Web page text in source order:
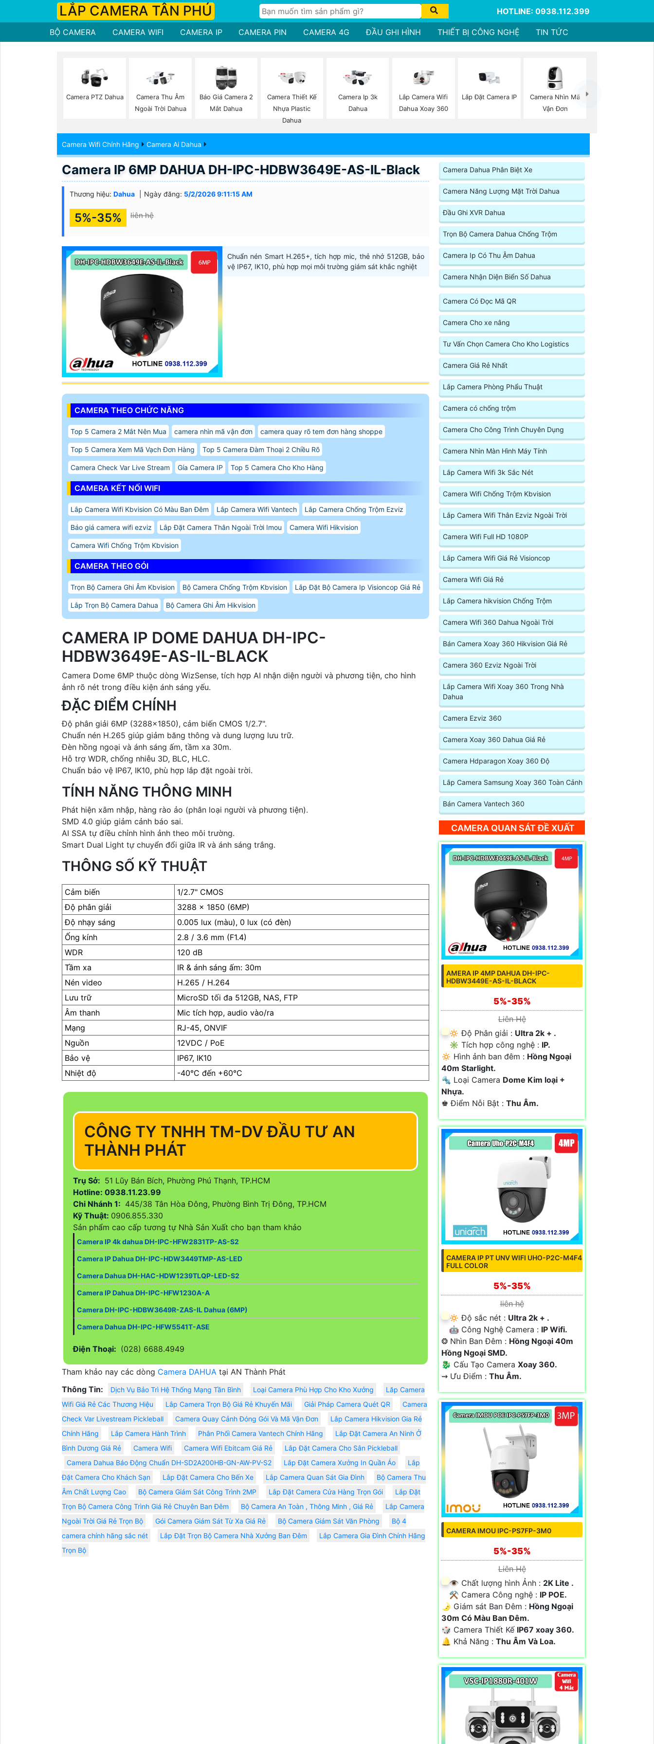
LẮP CAMERA TÂN PHÚ HOTLINE: 0938.112.399
BỘ CAMERA CAMERA WIFI CAMERA IP CAMERA PIN CAMERA 4G ĐẦU GHI HÌNH THIẾT BỊ CÔNG NGHỆ TIN TỨC
Camera PTZ Dahua
Camera Thu Âm
Ngoài Trời Dahua
Báo Giá Camera 2
Mắt Dahua
Camera Thiết Kế
Nhựa Plastic
Dahua
Camera Ip 3k
Dahua
Lắp Camera Wifi
Dahua Xoay 360
Lắp Đặt Camera IP
Camera Nhìn Mã
Vận Đơn
Camera Wifi Chính Hãng Camera Ai Dahua
Camera IP 6MP DAHUA DH-IPC-HDBW3649E-AS-IL-Black
Thương hiệu: Dahua Ngày đăng: 5/2/2026 9:11:15 AM
5%-35% liên hệ
Chuẩn nén Smart H.265+, tích hợp mic, thẻ nhớ 512GB, bảo
vệ IP67, IK10, phù hợp mọi môi trường giám sát khắc nghiệt
CAMERA THEO CHỨC NĂNG
Top 5 Camera 2 Mắt Nên Mua camera nhìn mã vận đơn camera quay rõ tem đơn hàng shoppe
Top 5 Camera Xem Mã Vạch Đơn Hàng Top 5 Camera Đàm Thoại 2 Chiều Rõ
Camera Check Var Live Stream Gía Camera IP Top 5 Camera Cho Kho Hàng
CAMERA KẾT NỐI WIFI
Lắp Camera Wifi Kbvision Có Màu Ban Đêm Lắp Camera Wifi Vantech Lắp Camera Chống Trộm Ezviz
Báo giá camera wifi ezviz Lắp Đặt Camera Thân Ngoài Trời Imou Camera Wifi Hikvision
Camera Wifi Chống Trộm Kbvision
CAMERA THEO GÓI
Trọn Bộ Camera Ghi Âm Kbvision Bộ Camera Chống Trộm Kbvision Lắp Đặt Bộ Camera Ip Visioncop Giá Rẻ
Lắp Trọn Bộ Camera Dahua Bộ Camera Ghi Âm Hikvision
CAMERA IP DOME DAHUA DH-IPC-
HDBW3649E-AS-IL-BLACK
Camera Dome 6MP thuộc dòng WizSense, tích hợp AI nhận diện người và phương tiện, cho hình
ảnh rõ nét trong điều kiện ánh sáng yếu.
ĐẶC ĐIỂM CHÍNH
Độ phân giải 6MP (3288×1850), cảm biến CMOS 1/2.7".
Chuẩn nén H.265 giúp giảm băng thông và dung lượng lưu trữ.
Đèn hồng ngoại và ánh sáng ấm, tầm xa 30m.
Hỗ trợ WDR, chống nhiễu 3D, BLC, HLC.
Chuẩn bảo vệ IP67, IK10, phù hợp lắp đặt ngoài trời.
TÍNH NĂNG THÔNG MINH
Phát hiện xâm nhập, hàng rào ảo (phân loại người và phương tiện).
SMD 4.0 giúp giảm cảnh báo sai.
AI SSA tự điều chỉnh hình ảnh theo môi trường.
Smart Dual Light tự chuyển đổi giữa IR và ánh sáng trắng.
THÔNG SỐ KỸ THUẬT
Cảm biến
1/2.7" CMOS
Độ phân giải
3288 × 1850 (6MP)
Độ nhạy sáng
0.005 lux (màu), 0 lux (có đèn)
Ống kính
2.8 / 3.6 mm (F1.4)
WDR
120 dB
Tầm xa
IR & ánh sáng ấm: 30m
Nén video
H.265 / H.264
Lưu trữ
MicroSD tối đa 512GB, NAS, FTP
Âm thanh
Mic tích hợp, audio vào/ra
Mạng
RJ-45, ONVIF
Nguồn
12VDC / PoE
Bảo vệ
IP67, IK10
Nhiệt độ
-40°C đến +60°C
CÔNG TY TNHH TM-DV ĐẦU TƯ AN
THÀNH PHÁT
Trụ Sở: 51 Lũy Bán Bích, Phường Phú Thạnh, TP.HCM
Hotline: 0938.11.23.99
Chi Nhánh 1: 445/38 Tân Hòa Đông, Phường Bình Trị Đông, TP.HCM
Kỹ Thuật: 0906.855.330
Sản phẩm cao cấp tương tự Nhà Sản Xuất cho bạn tham khảo
Camera IP 4k dahua DH-IPC-HFW2831TP-AS-S2
Camera IP Dahua DH-IPC-HDW3449TMP-AS-LED
Camera Dahua DH-HAC-HDW1239TLQP-LED-S2
Camera IP Dahua DH-IPC-HFW1230A-A
Camera DH-IPC-HDBW3649R-ZAS-IL Dahua (6MP)
Camera Dahua DH-IPC-HFW5541T-ASE
Điện Thoại: (028) 6688.4949
Tham khảo nay các dòng Camera DAHUA tại AN Thành Phát
Thông Tin:
Dịch Vụ Bảo Trì Hệ Thống Mạng Tần Bình Loại Camera Phù Hợp Cho Kho Xưởng
Lăp Camera
Wifi Giá Rẻ Các Thương Hiệu
Lắp Camera Trọn Bộ Giá Rẻ Khuyến Mãi Giải Pháp Camera Quét QR
Camera
Check Var Livestream Pickleball
Camera Quay Cảnh Đóng Gói Và Mã Vận Đơn
Lắp Camera Hikvision Gia Rẻ
Chính Hãng
Lắp Camera Hành Trình Phân Phối Camera Vantech Chính Hãng
Lắp Đặt Camera An Ninh Ở
Bình Dương Giá Rẻ
Camera Wifi Camera Wifi Ebitcam Giá Rẻ
Lắp Đặt Camera Cho Sân Pickleball
Camera Dahua Báo Động Chuẩn DH-SD2A200HB-GN-AW-PV-S2
Lắp Đặt Camera Xưởng In Quần Áo
Lắp
Đặt Camera Cho Khách Sạn
Lắp Đặt Camera Cho Bến Xe Lắp Camera Quan Sát Gia Đình
Bộ Camera Thu
Âm Chất Lượng Cao
Bộ Camera Giám Sát Công Trình 2MP Lắp Đặt Camera Cửa Hàng Trọn Gói
Lắp Đặt
Trọn Bộ Camera Công Trình Giá Rẻ Chuyên Ban Đêm
Bộ Camera An Toàn , Thông Minh , Giá Rẻ
Lắp Camera
Ngoài Trời Giá Rẻ Trọn Bộ
Gói Camera Giám Sát Từ Xa Giá Rẻ Bộ Camera Giám Sát Văn Phòng
Bộ 4
camera chính hãng sắc nét
Lắp Đặt Trọn Bộ Camera Nhà Xưởng Ban Đêm
Lắp Camera Gia Đình Chính Hãng
Trọn Bộ
Camera Dahua Phân Biệt Xe
Camera Năng Lượng Mặt Trời Dahua
Đầu Ghi XVR Dahua
Trọn Bộ Camera Dahua Chống Trộm
Camera Ip Có Thu Ậm Dahua
Camera Nhận Diện Biển Số Dahua
Camera Có Đọc Mã QR
Camera Cho xe nâng
Tư Vấn Chọn Camera Cho Kho Logistics
Camera Giá Rẻ Nhất
Lắp Camera Phòng Phẩu Thuật
Camera có chống trộm
Camera Cho Công Trình Chuyên Dụng
Camera Nhìn Màn Hình Máy Tính
Lắp Camera Wifi 3k Sắc Nét
Camera Wifi Chống Trộm Kbvision
Lắp Camera Wifi Thân Ezviz Ngoài Trời
Camera Wifi Full HD 1080P
Lắp Camera Wifi Giá Rẻ Visioncop
Camera Wifi Giá Rẻ
Lắp Camera hikvision Chống Trộm
Camera Wifi 360 Dahua Ngoài Trời
Bán Camera Xoay 360 Hikvision Giá Rẻ
Camera 360 Ezviz Ngoài Trời
Lắp Camera Wifi Xoay 360 Trong Nhà
Dahua
Camera Ezviz 360
Camera Xoay 360 Dahua Giá Rẻ
Camera Hdparagon Xoay 360 Độ
Lắp Camera Samsung Xoay 360 Toàn Cảnh
Bán Camera Vantech 360
CAMERA QUAN SÁT ĐỀ XUẤT
AMERA IP 4MP DAHUA DH-IPC-
HDBW3449E-AS-IL-BLACK
5%-35%
Liên Hệ
🔅 Độ Phân giải : Ultra 2k + .
✳️ Tích hợp công nghệ : IP.
🔅 Hình ảnh ban đêm : Hồng Ngoại
40m Starlight.
🔩 Loại Camera Dome Kim loại +
Nhựa.
️♚ Điểm Nỗi Bật : Thu Âm.
CAMERA IP PT UNV WIFI UHO-P2C-M4F4
FULL COLOR
5%-35%
liên hệ
🔅 Độ sắc nét : Ultra 2k + .
🤖️ Công Nghệ Camera : IP Wifi.
❂ Nhìn Ban Đêm : Hồng Ngoại 40m
Hồng Ngoại SMD.
🐉️ Cấu Tạo Camera Xoay 360.
️⇝ Ưu Điểm : Thu Âm.
CAMERA IMOU IPC-PS7FP-3M0
5%-35%
Liên Hệ
👁 Chất lượng hình Ảnh : 2K Lite .
⚒ Camera Công nghệ : IP POE.
🌛 Giám sát Ban Đêm : Hồng Ngoại
30m Có Màu Ban Ðêm.
🎲 Camera Thiết Kế IP67 xoay 360.
️🔔 Khả Năng : Thu Âm Và Loa.